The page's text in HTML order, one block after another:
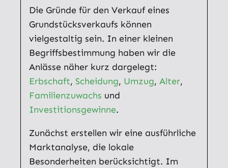
Die Gründe für den Verkauf eines
Grundstücksverkaufs können
vielgestaltig sein. In einer kleinen
Begriffsbestimmung haben wir die
Anlässe näher kurz dargelegt:
Erbschaft, Scheidung, Umzug,Alter,
Familienzuwachs und
Investitionsgewinne.
Zunächst erstellen wir eine ausführliche
Marktanalyse, die lokale
Besonderheiten berücksichtigt. Im